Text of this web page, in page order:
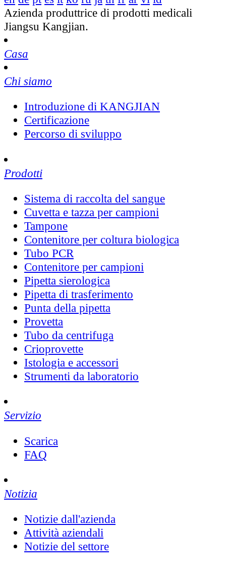
Azienda produttrice di prodotti medicali
Jiangsu Kangjian.
Casa
Chi siamo
Introduzione di KANGJIAN
Certificazione
Percorso di sviluppo
Prodotti
Sistema di raccolta del sangue
Cuvetta e tazza per campioni
Tampone
Contenitore per coltura biologica
Tubo PCR
Contenitore per campioni
Pipetta sierologica
Pipetta di trasferimento
Punta della pipetta
Provetta
Tubo da centrifuga
Crioprovette
Istologia e accessori
Strumenti da laboratorio
Servizio
Scarica
FAQ
Notizia
Notizie dall'azienda
Attività aziendali
Notizie del settore